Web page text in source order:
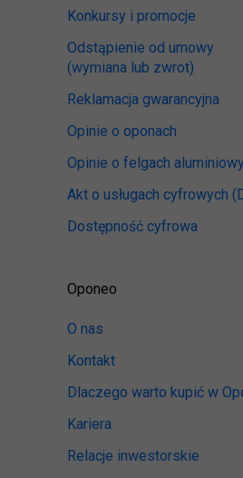
Konkursy i promocje
Odstąpienie od umowy
(wymiana lub zwrot)
Reklamacja gwarancyjna
Opinie o oponach
Opinie o felgach
Akt o usługach cyfrowych
Dostępność cyfrowa
Oponeo
O nas
Kontakt
Dlaczego warto kupić w
Kariera
Relacje inwestorskie